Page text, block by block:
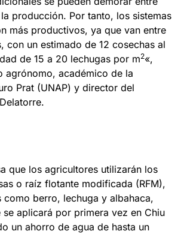
producción. Por tanto, los sistemas
más productivos, ya que van entre
con un estimado de 12 cosechas al
de 15 a 20 lechugas por m2«,
agrónomo, académico de la
Prat (UNAP) y director del
que los agricultores utilizarán los
o raíz flotante modificada (RFM),
como berro, lechuga y albahaca,
se aplicará por primera vez en Chiu
un ahorro de agua de hasta un